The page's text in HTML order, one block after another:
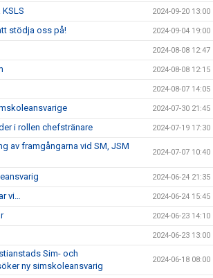
2024-09-20 13:00
stödja oss på! 2024-09-04 19:00
2024-08-08 12:47
2024-08-08 12:15
2024-08-07 14:05
2024-07-30 21:45
i rollen chefstränare 2024-07-19 17:30
av framgångarna vid SM, JSM
2024-07-07 10:40
2024-06-24 21:35
vi… 2024-06-24 15:45
2024-06-23 14:10
2024-06-23 13:00
Sim- och
ny simskoleansvarig
2024-06-18 08:00